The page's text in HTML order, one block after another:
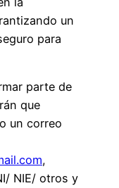
un
para
parte de
que
un correo
,
NIE/ otros y